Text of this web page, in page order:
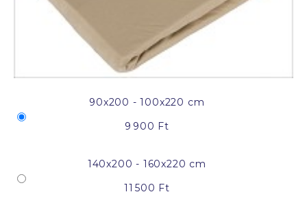
90x200 - 100x220 cm
9 900 Ft
140x200 - 160x220 cm
11 500 Ft